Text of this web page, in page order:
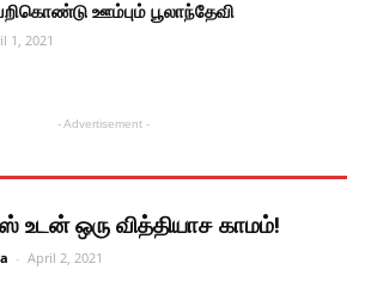
ஊம்பும் பூலாந்தேவி
1, 2021
- Advertisement -
உடன் ஒரு வித்தியாச காமம்!
- April 2, 2021